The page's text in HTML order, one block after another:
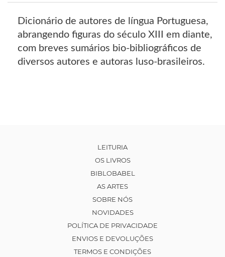
Dicionário de autores de língua Portuguesa,
abrangendo figuras do século XIII em diante,
com breves sumários bio-bibliográficos de
diversos autores e autoras luso-brasileiros.
LEITURIA
OS LIVROS
BIBLOBABEL
AS ARTES
SOBRE NÓS
NOVIDADES
POLÍTICA DE PRIVACIDADE
ENVIOS E DEVOLUÇÕES
TERMOS E CONDIÇÕES